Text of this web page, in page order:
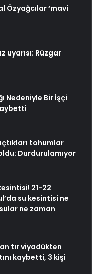
Özyağcılar ‘mavi
uyarısı: Rüzgar
Nedeniyle Bir İşçi
tohumlar
Durdurulamıyor
21-22
su kesintisi ne
ne zaman
tır viyadükten
kaybetti, 3 kişi